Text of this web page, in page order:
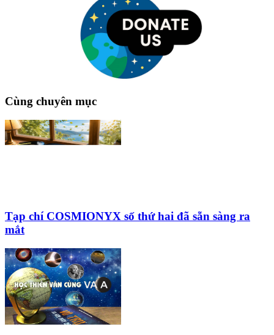
Cùng chuyên mục
Tạp chí COSMIONYX số thứ hai đã sẵn sàng ra
mắt